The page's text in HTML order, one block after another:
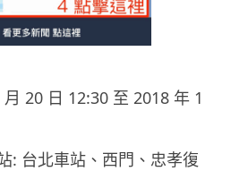
20 日 12:30 至 2018 年 1
: 台北車站、西門、忠孝復